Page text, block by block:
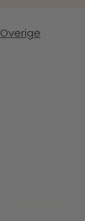
Overige